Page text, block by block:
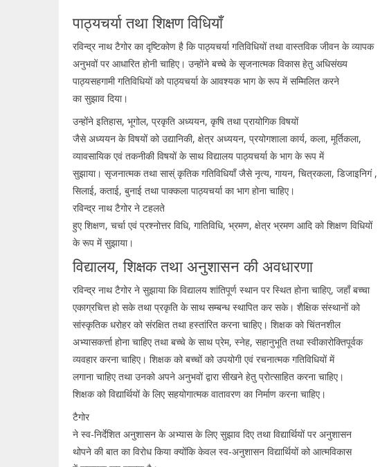
पाठ्यचर्या तथा शिक्षण विधियाँ
रविन्द्र नाथ टैगोर का दृष्टिकोण है कि पाठ्यचर्या गतिविधियों तथा वास्तविक जीवन के व्यापक
अनुभवों पर आधारित होनी चाहिए। उन्होंने बच्चे के सृजनात्मक विकास हेतु अधिसंख्य
पाठ्यसहगामी गतिविधियों को पाठ्यचर्या के आवश्यक भाग के रूप में सम्मिलित करने
का सुझाव दिया।
उन्होंने इतिहास, भूगोल, प्रकृति अध्ययन, कृषि तथा प्रायोगिक विषयों
जैसे अध्ययन के विषयों को उद्यानिकी, क्षेत्र अध्ययन, प्रयोगशाला कार्य, कला, मूर्तिकला,
व्यावसायिक एवं तकनीकी विषयों के साथ विद्यालय पाठ्यचर्या के भाग के रूप में
सुझाया। सृजनात्मक तथा सास्ं कृतिक गतिविधियाँ जैसे नृत्य, गायन, चित्रकला, डिजाइनिगं ,
सिलाई, कताई, बुनाई तथा पाक्कला पाठ्यचर्या का भाग होना चाहिए।
रविन्द्र नाथ टैगोर ने टहलते
हुए शिक्षण, चर्चा एवं प्रश्नोत्तर विधि, गातिविधि, भ्रमण, क्षेत्र भ्रमण आदि को शिक्षण विधियों
के रूप में सुझाया।
विद्यालय, शिक्षक तथा अनुशासन की अवधारणा
रविन्द्र नाथ टैगोर ने सुझाया कि विद्यालय शांतिपूर्ण स्थान पर स्थित होना चाहिए, जहाँ बच्चा
एकाग्रचित्त हो सके तथा प्रकृति के साथ सम्बन्ध स्थापित कर सके। शैक्षिक संस्थानों को
सांस्कृतिक धरोहर को संरक्षित तथा हस्तांरित करना चाहिए। शिक्षक को चिंतनशील
अभ्यासकर्त्ता होना चाहिए तथा बच्चे के साथ प्रेम, स्नेह, सहानुभूति तथा स्वीकारोक्तिपूर्वक
व्यवहार करना चाहिए। शिक्षक को बच्चों को उपयोगी एवं रचनात्मक गतिविधियों में
लगाना चाहिए तथा उनको अपने अनुभवों द्वारा सीखने हेतु प्रोत्साहित करना चाहिए।
शिक्षक को विद्यार्थियों के लिए सहयोगात्मक वातावरण का निर्माण करना चाहिए।
टैगोर
ने स्व-निर्देशित अनुशासन के अभ्यास के लिए सुझाव दिए तथा विद्यार्थियों पर अनुशासन
थोपने की बात का विरोध किया क्योंकि केवल स्व-अनुशासन विद्यार्थियों को आत्मविकास